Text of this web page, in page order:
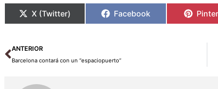
X (Twitter) Facebook
Ant
ANTERIOR
Barcelona contará con un “espaciopuerto”